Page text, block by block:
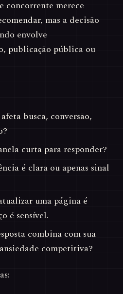
concorrente merece
mas a decisão
envolve
publicação pública ou
afeta busca, conversão,
curta para responder?
é clara ou apenas sinal
uma página é
é sensível.
combina com sua
competitiva?